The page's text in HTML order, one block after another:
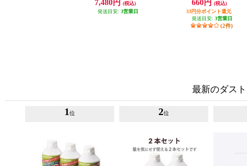
アダスター ブラック AD-ALB01B
K
7,480円
(税込)
発送目安: 3営業日
660円
(税込)
33円分ポイント還元
発送目安: 3営業日
(2件)
最新のダス
1 位 2位